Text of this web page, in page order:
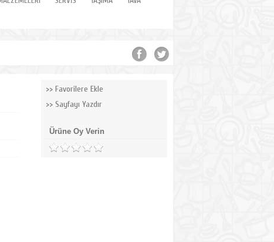
Favorilere Ekle
Sayfayı Yazdır
Ürüne Oy Verin